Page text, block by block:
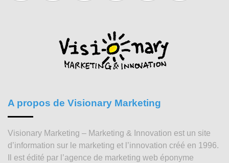
A propos de Visionary Marketing
Visionary Marketing – Marketing & Innovation est un site
d’information sur le marketing et l’innovation créé en 1996.
Il est édité par l’agence de marketing web éponyme